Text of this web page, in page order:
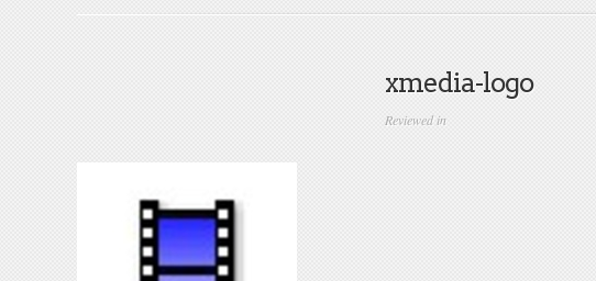
xmedia-logo
Reviewed in